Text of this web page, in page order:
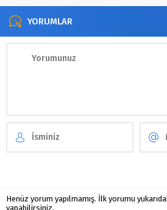
YORUMLAR
Henüz yorum yapılmamış. İlk yorumu
yapabilirsiniz.